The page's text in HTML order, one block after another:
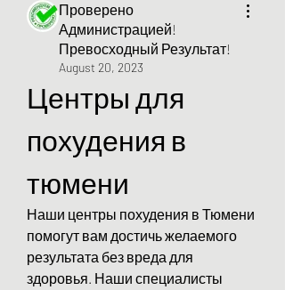
Проверено
Администрацией!
Превосходный Результат!
August 20, 2023
Центры для
похудения в
тюмени
Наши центры похудения в Тюмени
помогут вам достичь желаемого
результата без вреда для
здоровья. Наши специалисты